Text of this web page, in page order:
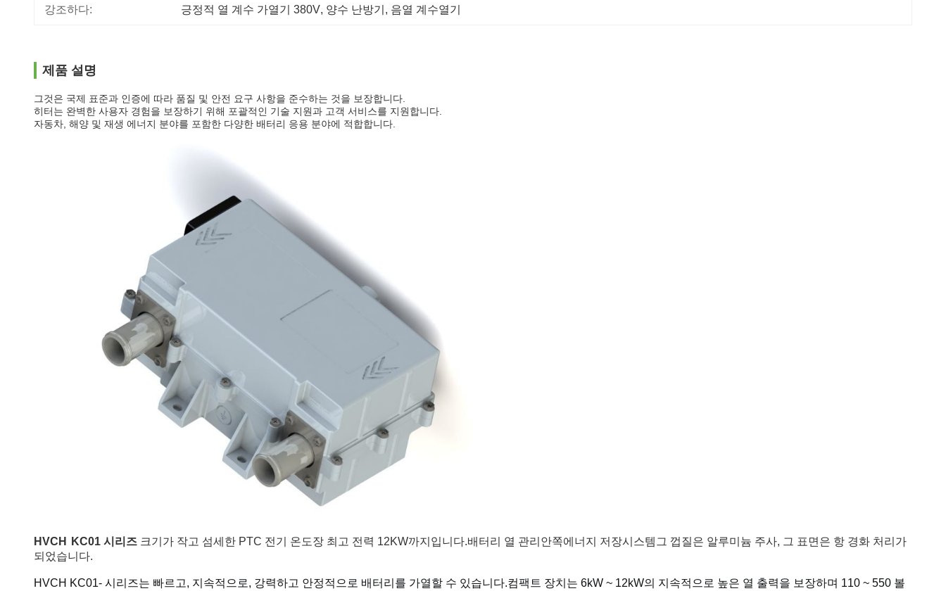
강조하다: 긍정적 열 계수 가열기 380V, 양수 난방기 , 음열 계수열기
제품 설명
그것은 국제 표준과 인증에 따라 품질 및 안전 요구 사항을 준수하는 것을 보장합니다.
히터는 완벽한 사용자 경험을 보장하기 위해 포괄적인 기술 지원과 고객 서비스를 지원합니다.
자동차, 해양 및 재생 에너지 분야를 포함한 다양한 배터리 응용 분야에 적합합니다.
HVCH KC01 시리즈 크기가 작고 섬세한 PTC 전기 온도장 최고 전력 12KW까지입니다.배터리 열 관리 안쪽에너지 저장시스템 그 껍질은 알루미늄 주사, 그 표면은 항 경화 처리가
되었습니다.
HVCH KC01- 시리즈는 빠르고, 지속적으로, 강력하고 안정적으로 배터리를 가열할 수 있습니다.컴팩트 장치는 6kW ~ 12kW의 지속적으로 높은 열 출력을 보장하며 110 ~ 550 볼